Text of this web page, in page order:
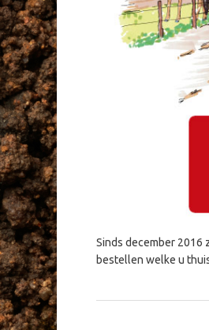
Sinds december 2016
bestellen welke u